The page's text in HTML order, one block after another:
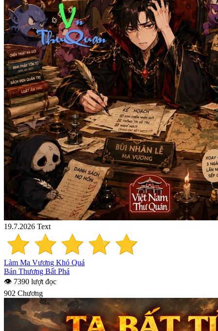
19.7.2026 Text
Làm Ma Vương Khó Quá
Bán Thương Bất Phá
👁 7390 lượt đọc
902 Chương